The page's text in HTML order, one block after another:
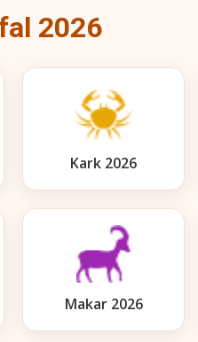
2026
Kark 2026
Makar 2026